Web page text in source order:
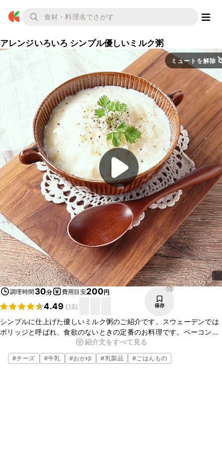
アレンジいろいろ シンプル優しいミルク粥
ミュートを解除
調理時間 30分 費用目安200円
4.49 (13)
839
保存
シンプルに仕上げた優しいミルク粥のご紹介です。スウェーデンでは
ポリッジと呼ばれ、食欲のないときの定番のお料理です。ベーコンや
野菜などを入れて、リゾット風のアレンジもたくさん。また、コンソ
メを入れずに仕上げると、はちみつやフルーツを乗せてアレンジして
もおいしくお召し上がりいただけますよ。
紹介文をすべて見る
#チーズ #牛乳 #おかゆ #乳製品 #ごはんもの